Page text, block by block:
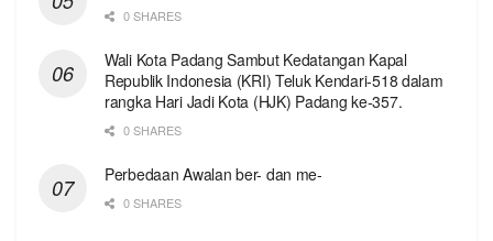
0 SHARES
Wali Kota Padang Sambut Kedatangan Kapal
Republik Indonesia (KRI) Teluk Kendari-518 dalam
rangka Hari Jadi Kota (HJK) Padang ke-357.
0 SHARES
Perbedaan Awalan ber- dan me-
0 SHARES